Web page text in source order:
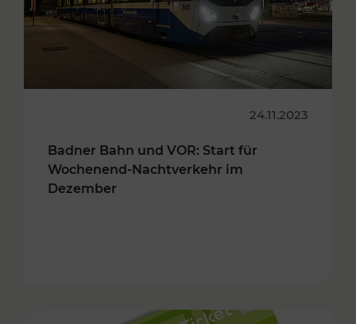
24.11.2023
Badner Bahn und VOR: Start für
Wochenend-Nachtverkehr im
Dezember